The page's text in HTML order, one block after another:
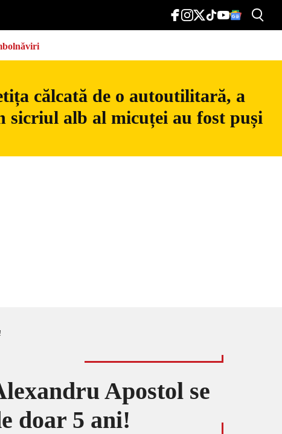
călcată de o autoutilitară, a
alb al micuței au fost puși
Apostol se
doar 5 ani!